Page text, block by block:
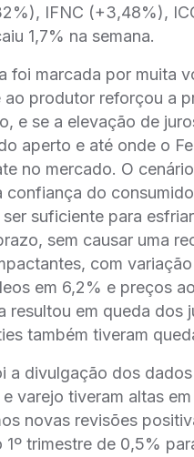
IFNC (+3,48%),
1,7% na semana.
foi marcada por muita
produtor reforçou a
e se a elevação de
aperto e até onde o
no mercado. O
confiança do
suficiente para
sem causar uma
com
em 6,2% e preços
resultou em queda
também tiveram
a divulgação dos
varejo tiveram altas
novas revisões
trimestre de 0,5%